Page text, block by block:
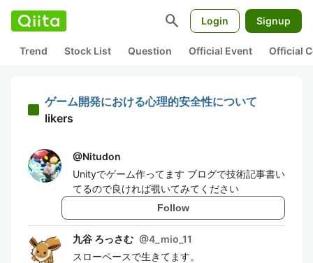
search Login Signup
Trend Stock List Question Official Event Official
ゲーム開発における心理的安全性について
likers
@Nitudon
Unityでゲーム作ってます ブログで技術記事書い
てるので良ければ覗いてみてください
Follow
九谷 ろっさむ @4_mio_11
スローペースで生きてます。